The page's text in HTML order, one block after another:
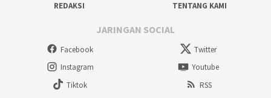
REDAKSI
TENTANG KAMI
JARINGAN SOCIAL
Facebook
Twitter
Instagram
Youtube
Tiktok
RSS